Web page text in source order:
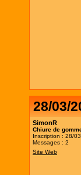
28/03/
SimonR
Chiure de
Inscription : 28/
Messages : 2
Site Web